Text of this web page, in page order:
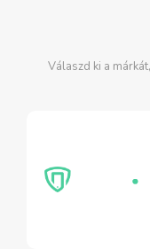
Válaszd ki a